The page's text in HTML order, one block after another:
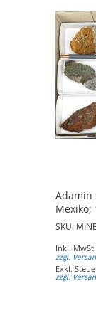
Adamin
Mexiko;
SKU:
zzgl.
zzgl.